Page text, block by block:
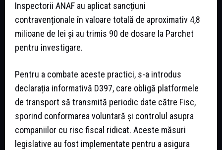
Inspectorii ANAF au aplicat sancțiuni
contravenționale în valoare totală de aproximativ 4,8
milioane de lei și au trimis 90 de dosare la Parchet
pentru investigare.
Pentru a combate aceste practici, s-a introdus
declarația informativă D397, care obligă platformele
de transport să transmită periodic date către Fisc,
sporind conformarea voluntară și controlul asupra
companiilor cu risc fiscal ridicat. Aceste măsuri
legislative au fost implementate pentru a asigura